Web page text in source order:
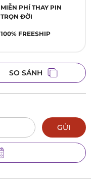
MIỄN PHÍ THAY PIN
TRỌN ĐỜI
100% FREESHIP
SO SÁNH
GỬI